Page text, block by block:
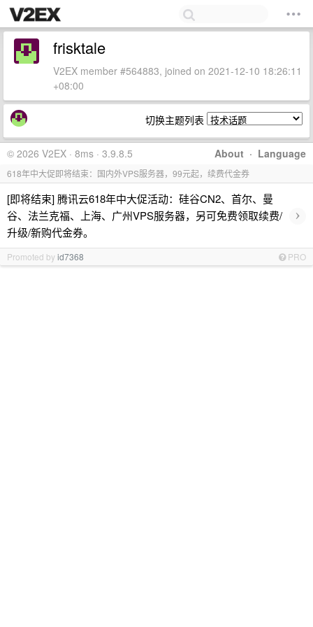
frisktale
V2EX member #564883, joined on 2021-12-10 18:26:11
+08:00
切换主题列表
About · Language
© 2026 V2EX · 8ms · 3.9.8.5
618年中大促即将结束：国内外VPS服务器，99元起，续费代金券
[即将结束] 腾讯云618年中大促活动：硅谷CN2、首尔、曼
谷、法兰克福、上海、广州VPS服务器，另可免费领取续费/
升级/新购代金券。
›
Promoted byid7368 PRO